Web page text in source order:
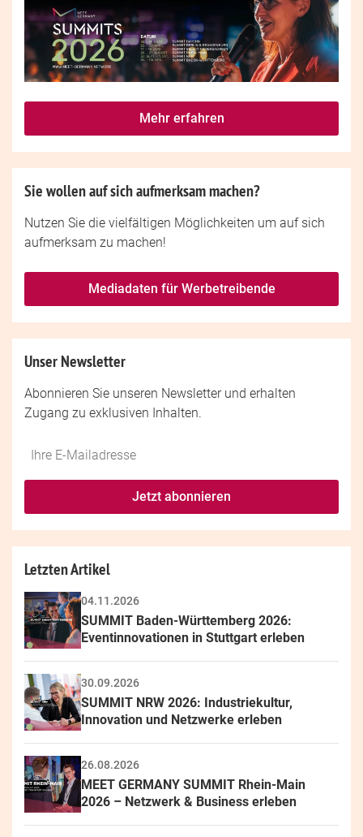
Mehr erfahren
Sie wollen auf sich aufmerksam machen?
Nutzen Sie die vielfältigen Möglichkeiten um auf sich
aufmerksam zu machen!
Mediadaten für Werbetreibende
Unser Newsletter
Abonnieren Sie unseren Newsletter und erhalten
Zugang zu exklusiven Inhalten.
Do
fill
*Ihre
Mailadresse:
Jetzt abonnieren
Letzten Artikel
04.11.2026
SUMMIT Baden-Württemberg 2026:
Eventinnovationen in Stuttgart erleben
30.09.2026
SUMMIT NRW 2026: Industriekultur,
Innovation und Netzwerke erleben
26.08.2026
MEET GERMANY SUMMIT Rhein-Main
2026 – Netzwerk & Business erleben